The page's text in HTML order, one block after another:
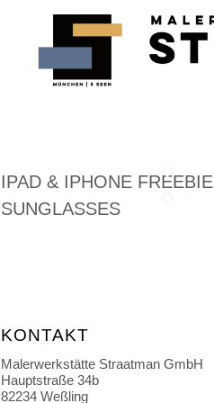
IPAD & IPHONE FREEBIE
SUNGLASSES
KONTAKT
Malerwerkstätte Straatman GmbH
Hauptstraße 34b
82234 Weßling